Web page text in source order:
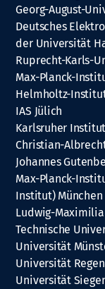
Georg-August-
Deutsches
der Universität
Ruprecht-Karls-
Max-Planck-
Helmholtz-
IAS Jülich
Karlsruher
Christian-
Johannes
Max-Planck-
Institut) München
Ludwig-
Technische
Universität
Universität
Universität